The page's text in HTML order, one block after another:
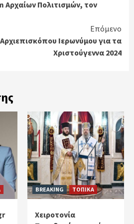
Αρχαίων Πολιτισμών, τον
Επόμενο
Ιερωνύμου για τα
Χριστούγεννα 2024
BREAKING ΤΟΠΙΚΑ
Χειροτονία